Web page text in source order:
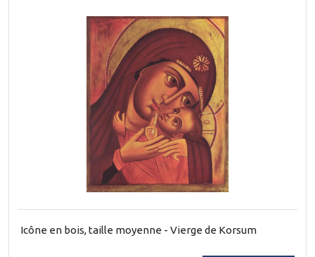
Icône en bois, taille moyenne - Vierge de Korsum